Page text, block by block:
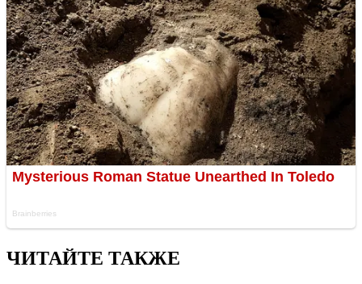
ЧИТАЙТЕ ТАКЖЕ